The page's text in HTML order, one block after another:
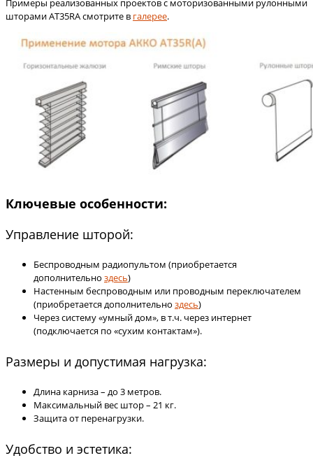
шторами АТ35RA смотрите в галерее.
Ключевые особенности:
Управление шторой:
Беспроводным радиопультом (приобретается
дополнительно здесь)
Настенным беспроводным или проводным переключателем
(приобретается дополнительно здесь)
Через систему «умный дом», в т.ч. через интернет
(подключается по «сухим контактам»).
Размеры и допустимая нагрузка:
Длина карниза – до 3 метров.
Максимальный вес штор – 21 кг.
Защита от перенагрузки.
Удобство и эстетика: